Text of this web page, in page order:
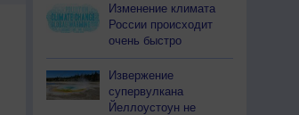
Изменение климата
России происходит
очень быстро
Извержение
супервулкана
Йеллоустоун не